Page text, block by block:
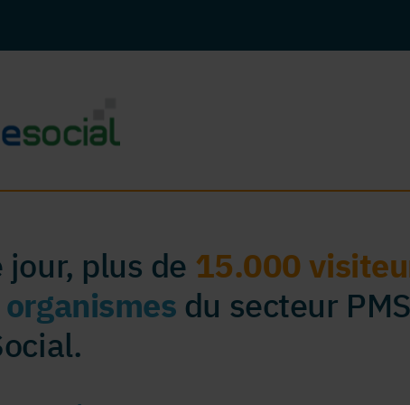
jour, plus de 15.000
du secteur